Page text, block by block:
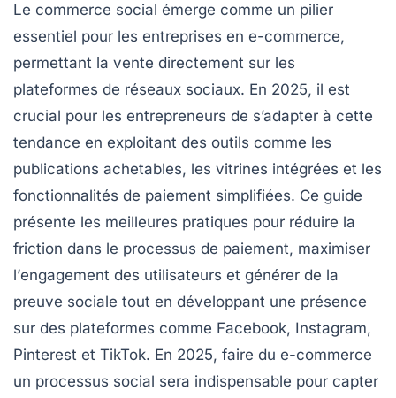
Le commerce social émerge comme un pilier
essentiel pour les entreprises en e-commerce,
permettant la vente directement sur les
plateformes de réseaux sociaux. En 2025, il est
crucial pour les entrepreneurs de s’adapter à cette
tendance en exploitant des outils comme les
publications achetables, les vitrines intégrées et les
fonctionnalités de paiement simplifiées. Ce guide
présente les meilleures pratiques pour réduire la
friction dans le processus de paiement, maximiser
l’engagement des utilisateurs et générer de la
preuve sociale tout en développant une présence
sur des plateformes comme Facebook, Instagram,
Pinterest et TikTok. En 2025, faire du e-commerce
un processus social sera indispensable pour capter